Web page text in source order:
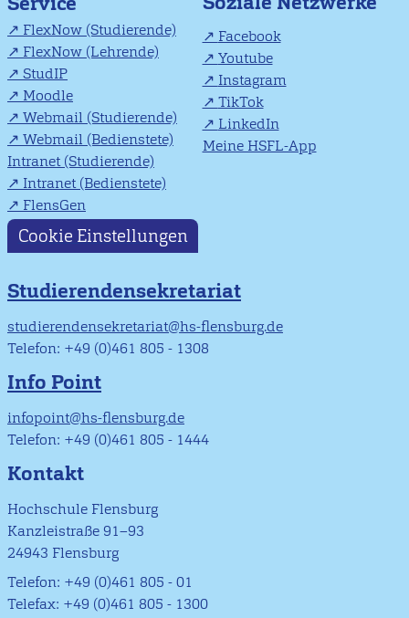
FlexNow (Studierende)
FlexNow (Lehrende)
StudIP
Moodle
Webmail (Studierende)
Webmail (Bedienstete)
Intranet (Studierende)
Intranet (Bedienstete)
FlensGen
Facebook
Youtube
Instagram
TikTok
LinkedIn
Meine HSFL-App
Cookie Einstellungen
Studierendensekretariat
studierendensekretariat@hs-flensburg.de
Telefon: +49 (0)461 805 - 1308
Info Point
infopoint@hs-flensburg.de
Telefon: +49 (0)461 805 - 1444
Kontakt
Hochschule Flensburg
Kanzleistraße 91–93
24943 Flensburg
Telefon: +49 (0)461 805 - 01
Telefax: +49 (0)461 805 - 1300